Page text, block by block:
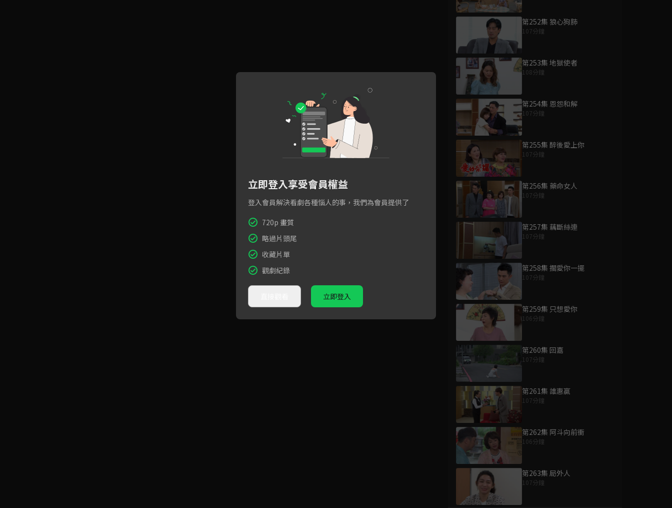
第252集 狼心狗肺
107分鐘
第253集 地獄使者
108分鐘
第254集 恩怨和解
107分鐘
第255集 醉後愛上你
107分鐘
第256集 藥命女人
107分鐘
第257集 藕斷絲連
107分鐘
第258集 擱愛你一擺
107分鐘
第259集 只想愛你
106分鐘
第260集 回嘉
107分鐘
第261集 誰惠贏
107分鐘
第262集 阿斗向前衝
106分鐘
第263集 局外人
107分鐘
立即登入享受會員權益
登入會員解決看劇各種惱人的事，我們為會員提供了
720p 畫質
略過片頭尾
收藏片單
觀劇紀錄
立即登入